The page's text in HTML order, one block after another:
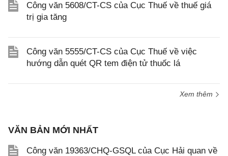
Công văn 5608/CT-CS của Cục Thuế về thuế giá
trị gia tăng
Công văn 5555/CT-CS của Cục Thuế về việc
hướng dẫn quét QR tem điện tử thuốc lá
Xem thêm
VĂN BẢN MỚI NHẤT
Công văn 19363/CHQ-GSQL của Cục Hải quan về